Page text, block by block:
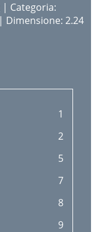
| Categoria:
| Dimensione: 2.24
1
2
5
7
8
9